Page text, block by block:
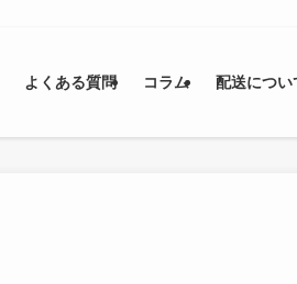
よくある質問 コラム 配送につい